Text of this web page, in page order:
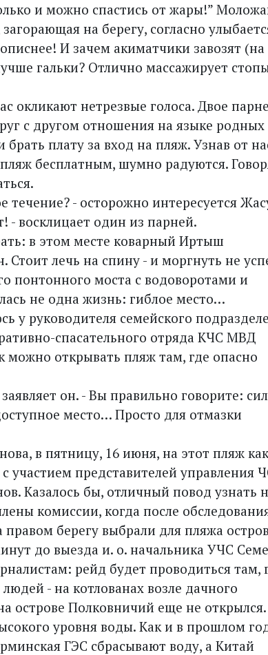
и можно спастись от жары!”
на берегу, согласно
И зачем акиматчики завозят
гальки? Отлично массажирует
окликают нетрезвые голоса. Двое
с другом отношения на языке родных
плату за вход на пляж. Узнав от
бесплатным, шумно радуются.
течение? - осторожно интересуется
- восклицает один из парней.
в этом месте коварный Иртыш
Стоит лечь на спину - и моргнуть не
понтонного моста с водоворотами и
не одна жизнь: гиблое место…
у руководителя семейского
спасательного отряда КЧС МВД
открывать пляж там, где опасно
он. - Вы правильно говорите:
место… Просто для отмазки
в пятницу, 16 июня, на этот пляж
участием представителей управления
Казалось бы, отличный повод узнать
комиссии, когда после
берегу выбрали для пляжа остров
до выезда и. о. начальника УЧС
рейд будет проводиться там,
- на котлованах возле дачного
острове Полковничий еще не открылся.
уровня воды. Как и в прошлом
ГЭС сбрасывают воду, а Китай